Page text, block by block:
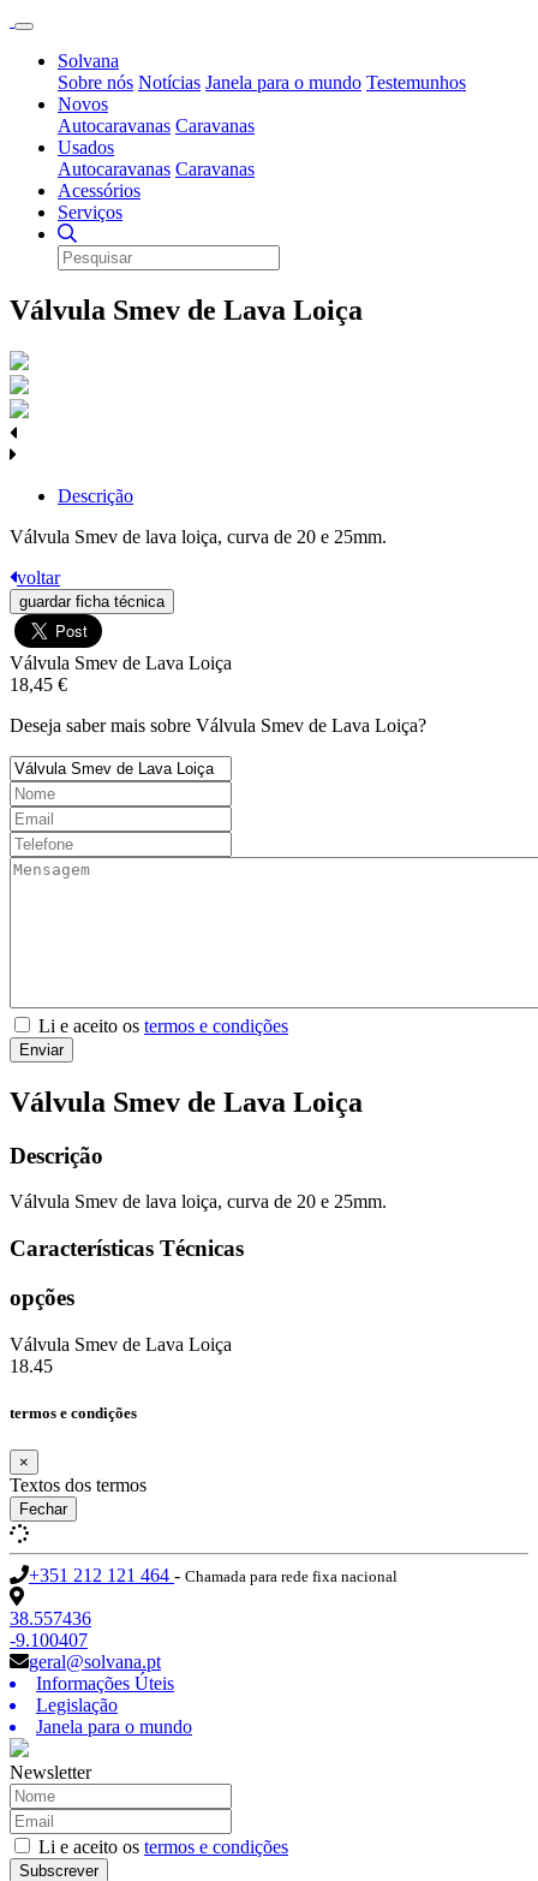
Solvana
Sobre nós Notícias Janela para o mundo Testemunhos
Novos
Autocaravanas Caravanas
Usados
Autocaravanas Caravanas
Acessórios
Serviços
Válvula Smev de Lava Loiça
Descrição
Válvula Smev de lava loiça, curva de 20 e 25mm.
voltar
guardar ficha técnica
Válvula Smev de Lava Loiça
18,45 €
Deseja saber mais sobre Válvula Smev de Lava Loiça?
Li e aceito os termos e condições
Enviar
Válvula Smev de Lava Loiça
Descrição
Válvula Smev de lava loiça, curva de 20 e 25mm.
Características Técnicas
opções
Válvula Smev de Lava Loiça
18.45
termos e condições
×
Textos dos termos
Fechar
+351 212 121 464 - Chamada para rede fixa nacional
38.557436
-9.100407
geral@solvana.pt
Informações Úteis
Legislação
Janela para o mundo
Newsletter
Li e aceito os termos e condições
Subscrever